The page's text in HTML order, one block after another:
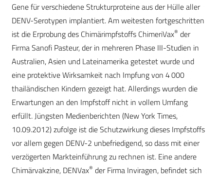
Gene für verschiedene Strukturproteine aus der Hülle aller
DENV-Serotypen implantiert. Am weitesten fortgeschritten
ist die Erprobung des Chimärimpfstoffs ChimeriVax® der
Firma Sanofi Pasteur, der in mehreren Phase III-Studien in
Australien, Asien und Lateinamerika getestet wurde und
eine protektive Wirksamkeit nach Impfung von 4 000
thailändischen Kindern gezeigt hat. Allerdings wurden die
Erwartungen an den Impfstoff nicht in vollem Umfang
erfüllt. Jüngsten Medienberichten (New York Times,
10.09.2012) zufolge ist die Schutzwirkung dieses Impfstoffs
vor allem gegen DENV-2 unbefriedigend, so dass mit einer
verzögerten Markteinführung zu rechnen ist. Eine andere
Chimärvakzine, DENVax® der Firma Inviragen, befindet sich